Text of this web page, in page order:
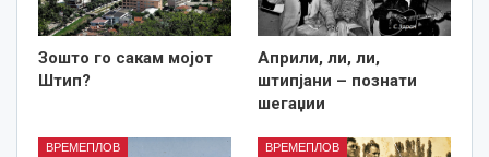
Зошто го сакам мојот
Штип?
Aприли, ли, ли,
штипјани – познати
шегаџии
ВРЕМЕПЛОВ ВРЕМЕПЛОВ